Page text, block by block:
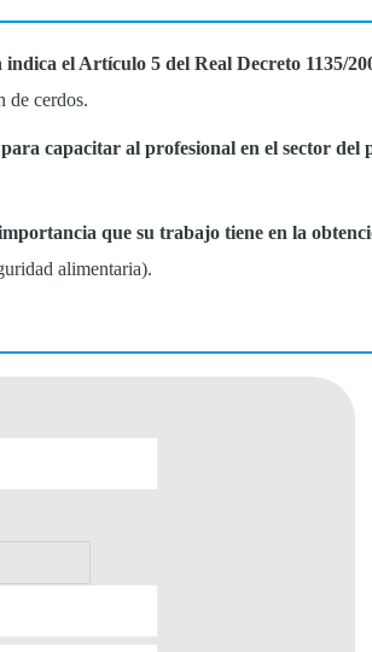
el Artículo 5 del Real Decreto 1135/
de cerdos.
para capacitar al profesional en el sector del
que su trabajo tiene en la
alimentaria).